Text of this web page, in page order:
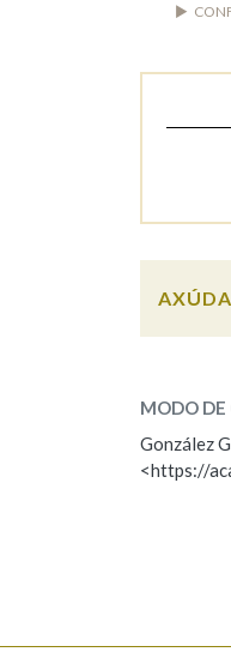
Contén
MODO DE
González
<https://